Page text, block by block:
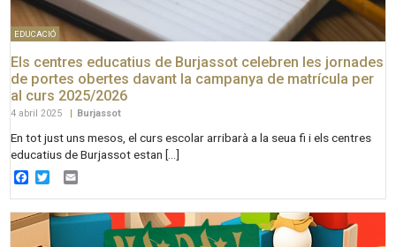
EDUCACIÓ
Els centres educatius de Burjassot celebren les jornades
de portes obertes davant la campanya de matrícula per
al curs 2025/2026
4 abril 2025 | Burjassot
En tot just uns mesos, el curs escolar arribarà a la seua fi i els centres
educatius de Burjassot estan […]
Facebook
Twitter